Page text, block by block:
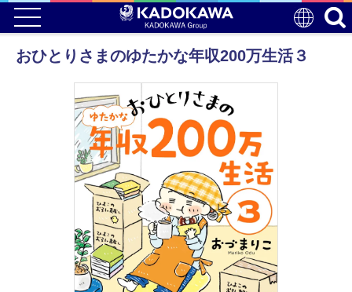
おひとりさまのゆたかな年収200万生活３